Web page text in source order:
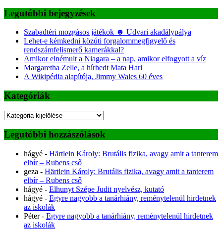
Legutóbbi bejegyzések
Szabadtéri mozgásos játékok ☻ Udvari akadálypálya
Lehet-e kémkedni közúti forgalommegfigyelő és
rendszámfelismerő kamerákkal?
Amikor elnémult a Niagara – a nap, amikor elfogyott a víz
Margaretha Zelle, a hírhedt Mata Hari
A Wikipédia alapítója, Jimmy Wales 60 éves
Kategóriák
Kategóriák
Legutóbbi hozzászólások
hágyé - Härtlein Károly: Brutális fizika, avagy amit a tanterem
elbír – Rubens cső
geza - Härtlein Károly: Brutális fizika, avagy amit a tanterem
elbír – Rubens cső
hágyé - Elhunyt Szépe Judit nyelvész, kutató
hágyé - Egyre nagyobb a tanárhiány, reménytelenül hirdetnek
az iskolák
Péter- Egyre nagyobb a tanárhiány, reménytelenül hirdetnek
az iskolák